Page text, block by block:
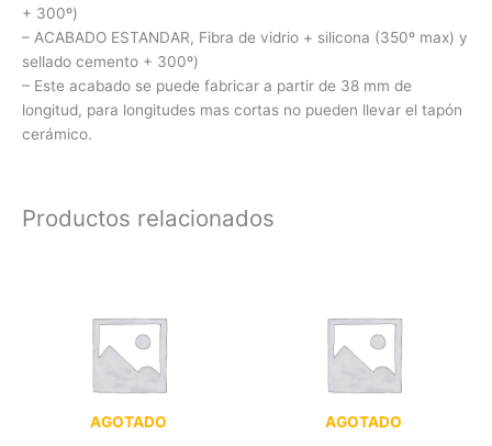
+ 300º)
– ACABADO ESTANDAR, Fibra de vidrio + silicona (350º max) y
sellado cemento + 300º)
– Este acabado se puede fabricar a partir de 38 mm de
longitud, para longitudes mas cortas no pueden llevar el tapón
cerámico.
Productos relacionados
AGOTADO AGOTADO